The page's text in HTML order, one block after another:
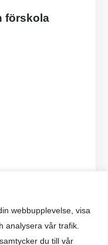
webbupplevelse, visa
analysera vår trafik.
du till vår
förskola